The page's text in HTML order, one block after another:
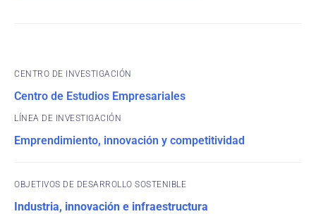
CENTRO DE INVESTIGACIÓN
Centro de Estudios Empresariales
Emprendimiento, innovación y competitividad
OBJETIVOS DE DESARROLLO SOSTENIBLE
Industria, innovación e infraestructura